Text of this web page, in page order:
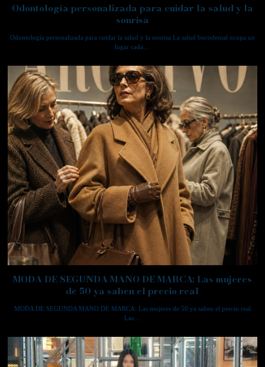
Odontología personalizada para cuidar la salud y la
sonrisa
Odontología personalizada para cuidar la salud y la sonrisa La salud bucodental ocupa un
lugar cada…
MODA DE SEGUNDA MANO DE MARCA: Las mujeres
de 50 ya saben el precio real
MODA DE SEGUNDA MANO DE MARCA: Las mujeres de 50 ya saben el precio real
Las…